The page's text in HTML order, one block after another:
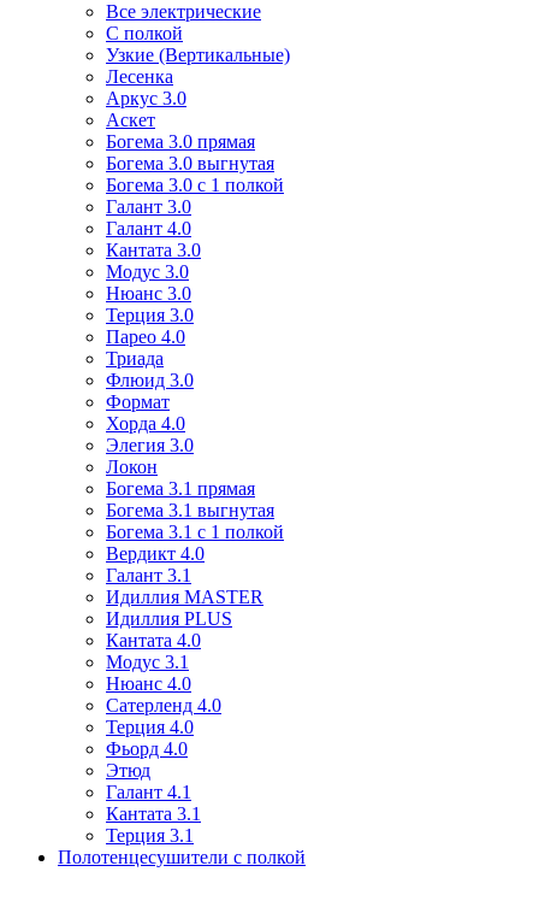
Все электрические
С полкой
Узкие (Вертикальные)
Лесенка
Аркус 3.0
Аскет
Богема 3.0 прямая
Богема 3.0 выгнутая
Богема 3.0 с 1 полкой
Галант 3.0
Галант 4.0
Кантата 3.0
Модус 3.0
Нюанс 3.0
Терция 3.0
Парео 4.0
Триада
Флюид 3.0
Формат
Хорда 4.0
Элегия 3.0
Локон
Богема 3.1 прямая
Богема 3.1 выгнутая
Богема 3.1 с 1 полкой
Вердикт 4.0
Галант 3.1
Идиллия MASTER
Идиллия PLUS
Кантата 4.0
Модус 3.1
Нюанс 4.0
Сатерленд 4.0
Терция 4.0
Фьорд 4.0
Этюд
Галант 4.1
Кантата 3.1
Терция 3.1
Полотенцесушители с полкой